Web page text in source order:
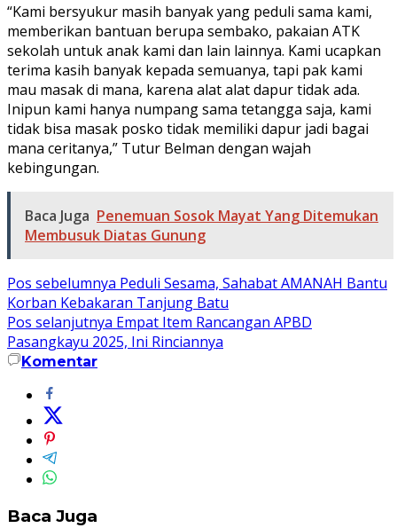
“Kami bersyukur masih banyak yang peduli sama kami,
memberikan bantuan berupa sembako, pakaian ATK
sekolah untuk anak kami dan lain lainnya. Kami ucapkan
terima kasih banyak kepada semuanya, tapi pak kami
mau masak di mana, karena alat alat dapur tidak ada.
Inipun kami hanya numpang sama tetangga saja, kami
tidak bisa masak posko tidak memiliki dapur jadi bagai
mana ceritanya,” Tutur Belman dengan wajah
kebingungan.
Baca Juga Penemuan Sosok Mayat Yang Ditemukan
Membusuk Diatas Gunung
Navigasi
pos
Pos sebelumnya Peduli Sesama, Sahabat AMANAH Bantu
Korban Kebakaran Tanjung Batu
Pos selanjutnya Empat Item Rancangan APBD
Pasangkayu 2025, Ini Rinciannya
Komentar
Baca Juga